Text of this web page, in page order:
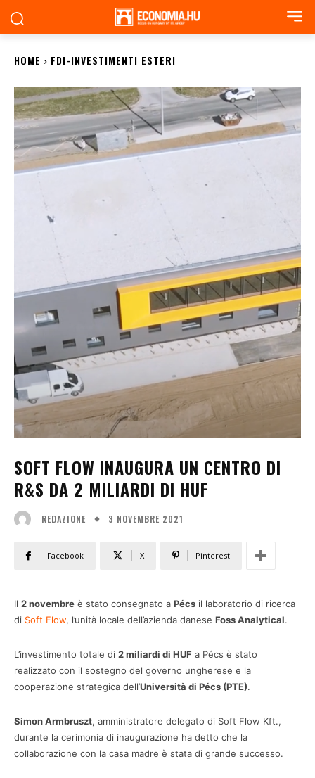
HOME FDI-INVESTIMENTI ESTERI
SOFT FLOW INAUGURA UN CENTRO DI
R&S DA 2 MILIARDI DI HUF
REDAZIONE 3 NOVEMBRE 2021
Facebook X Pinterest
Il 2 novembre è stato consegnato a Pécs il laboratorio di ricerca
di Soft Flow, l’unità locale dell’azienda danese Foss Analytical.
L’investimento totale di 2 miliardi di HUF a Pécs è stato
realizzato con il sostegno del governo ungherese e la
cooperazione strategica dell’Università di Pécs (PTE).
Simon Armbruszt, amministratore delegato di Soft Flow Kft.,
durante la cerimonia di inaugurazione ha detto che la
collaborazione con la casa madre è stata di grande successo.